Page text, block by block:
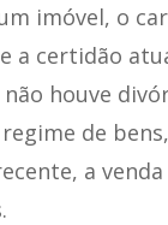
imóvel, o
a certidão
houve
de bens
a